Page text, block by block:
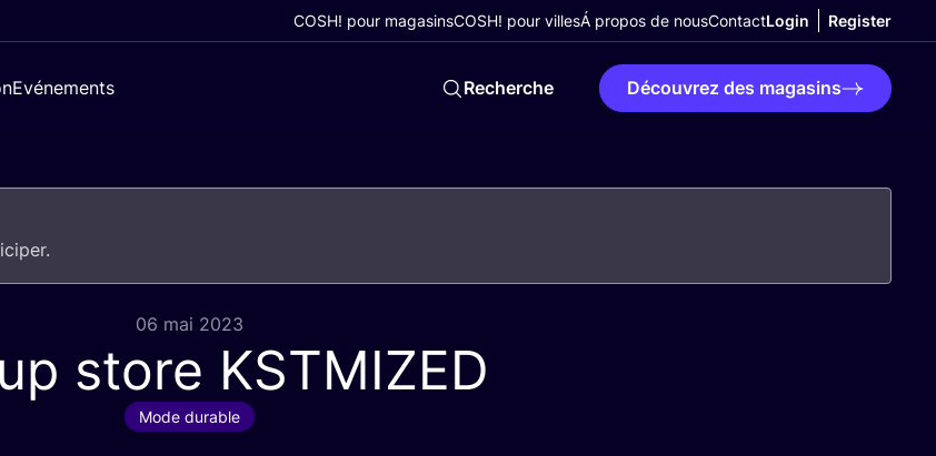
COSH! pour magasinsCOSH! pour villesÁ propos de nousContactLogin Register
Evénements Recherche Découvrez des magasins
06 mai 2023
store KSTMIZED
Mode durable